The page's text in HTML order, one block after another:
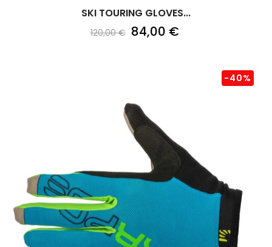
SKI TOURING GLOVES...
120,00 € 84,00 €
-40%